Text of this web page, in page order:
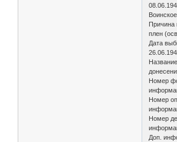
Причина
плен
Дата
Номер
Номер
Номер
Доп.